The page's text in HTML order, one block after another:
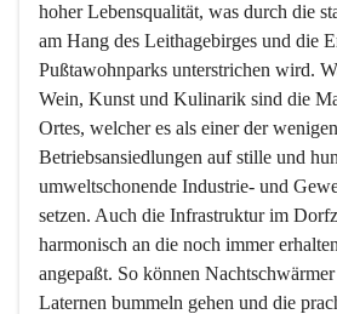
hoher Lebensqualität, was durch die
am Hang des Leithagebirges und die
Pußtawohnparks unterstrichen wird.
Wein, Kunst und Kulinarik sind die
Ortes, welcher es als einer der
Betriebsansiedlungen auf stille und
umweltschonende Industrie- und
setzen. Auch die Infrastruktur im
harmonisch an die noch immer
angepaßt. So können
Laternen bummeln gehen und die